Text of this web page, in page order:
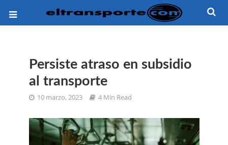
Persiste atraso en subsidio
al transporte
10 marzo, 2023 4 Min Read